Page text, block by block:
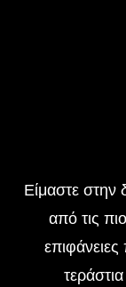
Είμαστε
από τις